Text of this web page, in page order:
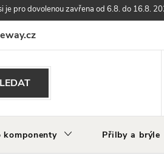
je pro dovolenou zavřena od 6.8. do 16.8.
a reklamace zboží
komponenty Přilby a brýle